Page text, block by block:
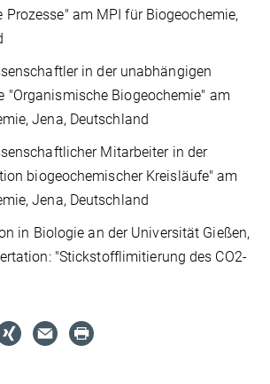
Prozesse" am MPI für Biogeochemie,
in der unabhängigen
"Organismische Biogeochemie" am
Jena, Deutschland
Mitarbeiter in der
biogeochemischer Kreisläufe" am
Jena, Deutschland
Biologie an der Universität Gießen,
"Stickstofflimitierung des CO2-